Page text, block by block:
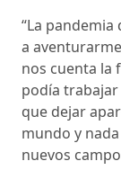
“La
a
nos cuenta la
podía
que dejar
mundo y
nuevos